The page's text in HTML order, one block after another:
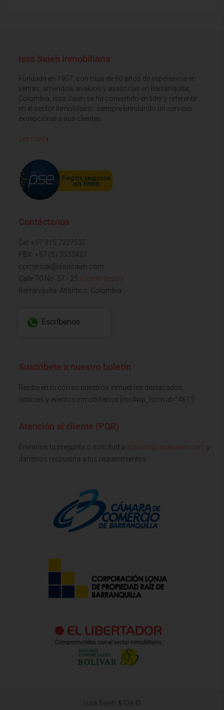
Issa Saieh Inmobiliaria
Fundada en 1957, con más de 60 años de experiencia en
ventas, arriendos, avalúos y asesorías en Barranquilla,
Colombia, Issa Saieh se ha convertido en líder y referente
en el sector Inmobiliario, siempre brindando un servicio
excepcional a sus clientes
Lee mas
Contáctanos
Cel: +57 315 7227537
PBX: +57 (5) 3533427
comercial@issasaieh.com
Calle 70 No. 57 - 25 (Cómo llegar)
Barranquilla, Atlantico, Colombia
Escríbenos
Suscríbete a nuestro boletín
Recibe en tu correo nuestros inmuebles destacados,
noticias y eventos inmobiliarios [mc4wp_form id="461"]
Atención al cliente (PQR)
Envianos tu pregunta o solicitud a soporte@issasaieh.com y
daremos respuesta a tus requerimientos
Issa Saieh & Cia ©